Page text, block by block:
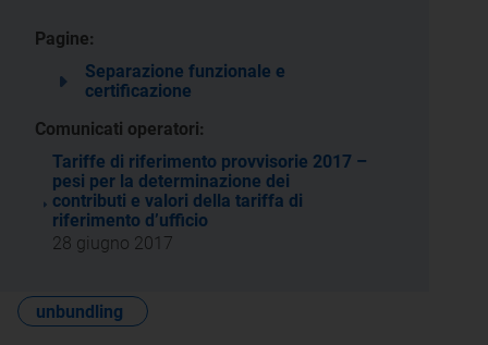
Pagine:
Separazione funzionale e
certificazione
Comunicati operatori:
Tariffe di riferimento provvisorie 2017 –
pesi per la determinazione dei
contributi e valori della tariffa di
riferimento d’ufficio
28 giugno 2017
unbundling